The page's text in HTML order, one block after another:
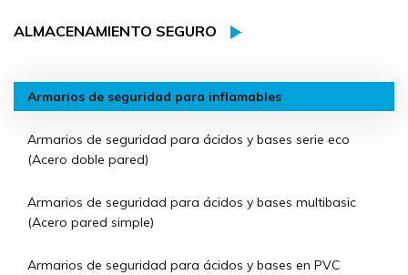
ALMACENAMIENTO SEGURO
Armarios de seguridad para inflamables
Armarios de seguridad para ácidos y bases serie eco
(Acero doble pared)
Armarios de seguridad para ácidos y bases multibasic
(Acero pared simple)
Armarios de seguridad para ácidos y bases en PVC